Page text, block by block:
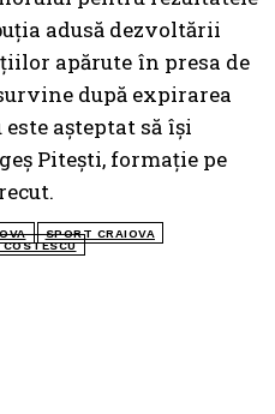
adusă dezvoltării
apărute în presa de
după expirarea
așteptat să își
Pitești, formație pe
SPORT CRAIOVA